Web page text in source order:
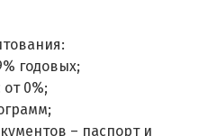
годовых;
0%;
– паспорт и